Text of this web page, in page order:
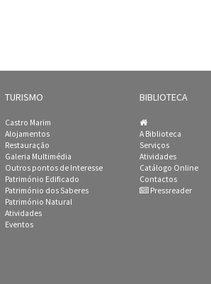
TURISMO
Castro Marim
Alojamentos
Restauração
Galeria Multimédia
Outros pontos de Interesse
Património Edificado
Património dos Saberes
Património Natural
Atividades
Eventos
BIBLIOTECA
A Biblioteca
Serviços
Atividades
Catálogo Online
Contactos
Pressreader